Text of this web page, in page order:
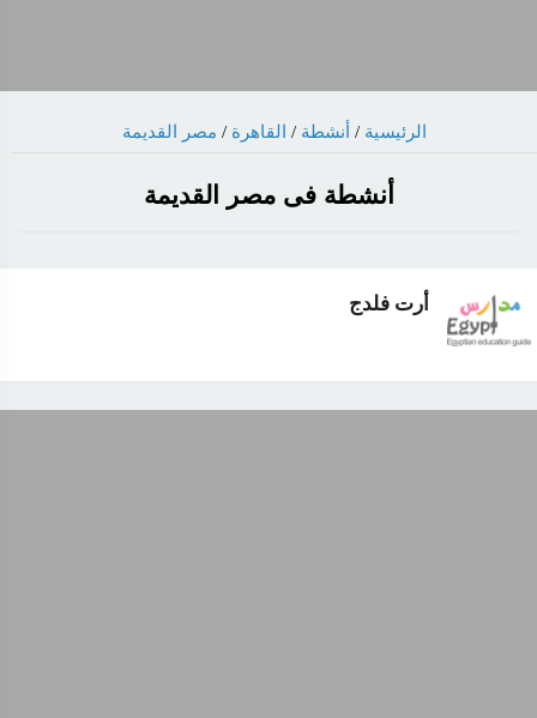
الرئيسية / أنشطة / القاهرة / مصر القديمة
أنشطة فى مصر القديمة
أرت فلدج